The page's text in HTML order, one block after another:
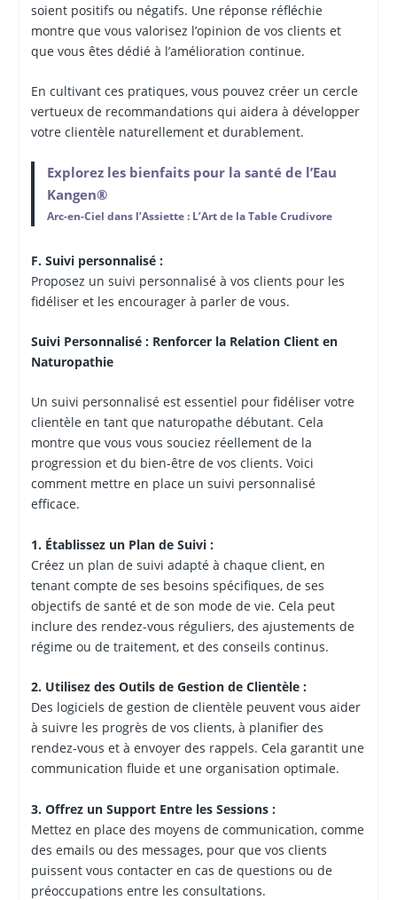
soient positifs ou négatifs. Une réponse réfléchie
montre que vous valorisez l’opinion de vos clients et
que vous êtes dédié à l’amélioration continue.
En cultivant ces pratiques, vous pouvez créer un cercle
vertueux de recommandations qui aidera à développer
votre clientèle naturellement et durablement.
Explorez les bienfaits pour la santé de l’Eau
Kangen®
Arc-en-Ciel dans l’Assiette : L’Art de la Table Crudivore
F. Suivi personnalisé :
Proposez un suivi personnalisé à vos clients pour les
fidéliser et les encourager à parler de vous.
Suivi Personnalisé : Renforcer la Relation Client en
Naturopathie
Un suivi personnalisé est essentiel pour fidéliser votre
clientèle en tant que naturopathe débutant. Cela
montre que vous vous souciez réellement de la
progression et du bien-être de vos clients. Voici
comment mettre en place un suivi personnalisé
efficace.
1. Établissez un Plan de Suivi :
Créez un plan de suivi adapté à chaque client, en
tenant compte de ses besoins spécifiques, de ses
objectifs de santé et de son mode de vie. Cela peut
inclure des rendez-vous réguliers, des ajustements de
régime ou de traitement, et des conseils continus.
2. Utilisez des Outils de Gestion de Clientèle :
Des logiciels de gestion de clientèle peuvent vous aider
à suivre les progrès de vos clients, à planifier des
rendez-vous et à envoyer des rappels. Cela garantit une
communication fluide et une organisation optimale.
3. Offrez un Support Entre les Sessions :
Mettez en place des moyens de communication, comme
des emails ou des messages, pour que vos clients
puissent vous contacter en cas de questions ou de
préoccupations entre les consultations.